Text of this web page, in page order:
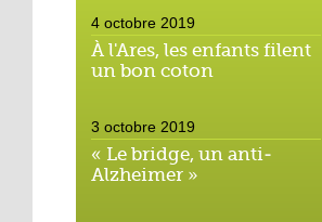
4 octobre 2019
À l'Ares, les enfants filent
un bon coton
3 octobre 2019
« Le bridge, un anti-
Alzheimer »